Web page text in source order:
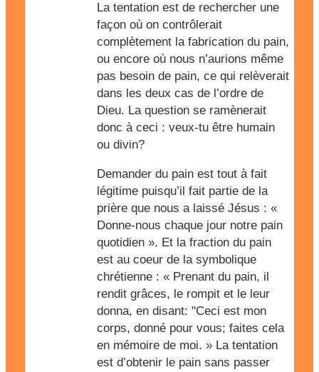
La tentation est de rechercher une
façon où on contrôlerait
complètement la fabrication du pain,
ou encore où nous n’aurions même
pas besoin de pain, ce qui relèverait
dans les deux cas de l’ordre de
Dieu. La question se ramènerait
donc à ceci : veux-tu être humain
ou divin?
Demander du pain est tout à fait
légitime puisqu’il fait partie de la
prière que nous a laissé Jésus : «
Donne-nous chaque jour notre pain
quotidien ». Et la fraction du pain
est au coeur de la symbolique
chrétienne : « Prenant du pain, il
rendit grâces, le rompit et le leur
donna, en disant: "Ceci est mon
corps, donné pour vous; faites cela
en mémoire de moi. » La tentation
est d’obtenir le pain sans passer